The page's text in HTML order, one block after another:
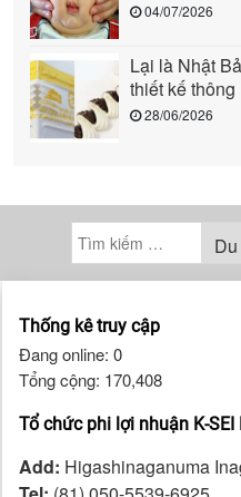
04/07/2026
Lại là Nhật
thiết kế
28/06/2026
Thống kê truy cập
Đang online: 0
Tổng cộng: 170,408
Tổ chức phi lợi nhuận K-SEI
Add: Higashinaganuma